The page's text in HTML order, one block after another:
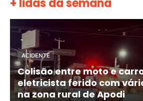
ACIDENTE
Colisão entre moto e
eletricista ferido com
na zona rural de Apodi